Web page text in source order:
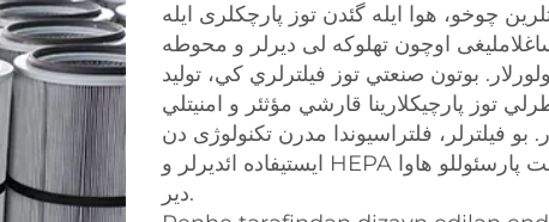
چوخو، هوا ایله گئدن توز پارچکلری ایله
اوچون تهلوکه لی دیرلر و محوطه
بوتون صنعتي توز فيلترلري کي، توليد
توز پارچيكلارينا قارشي مؤثئر و امنيتلي
بو فیلترلر، فلتراسیوندا مدرن تکنولوژی دن
ایستیفاده ائدیرلر و HEPA ایستیفاده ائدیرلر کی، چوخ موثبت پارسئوللو هاوا
دیر.